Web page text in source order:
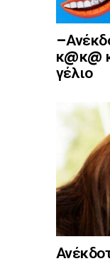
κ@κ@
γέλιο